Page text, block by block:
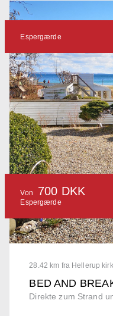
28.42 km fra Hellerup
BED AND
Direkte zum Strand
Espergærde
Von 700 DKK
Espergærde